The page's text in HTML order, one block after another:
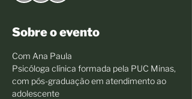
Sobre o evento
Com Ana Paula
Psicóloga clínica formada pela PUC Minas,
com pós-graduação em atendimento ao
adolescente